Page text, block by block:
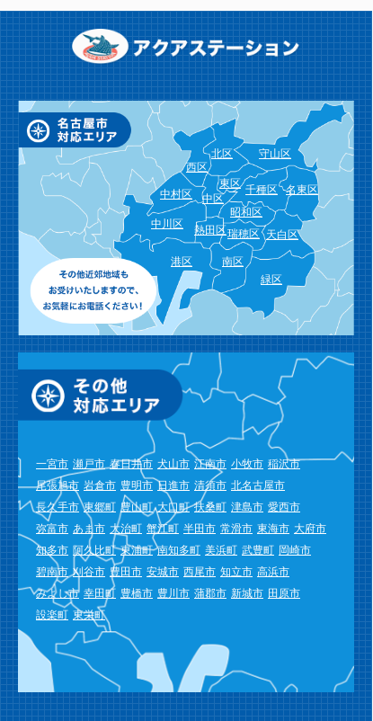
北区
西区
守山区
東区 名東区
千種区
中区
中村区
昭和区
天白区
瑞穂区
熱田区
中川区
緑区
南区
港区
一宮市 瀬戸市 春日井市 犬山市 江南市 小牧市 稲沢市
尾張旭市 岩倉市 豊明市 日進市 清須市 北名古屋市
長久手市 東郷町 豊山町 大口町 扶桑町 津島市 愛西市
弥富市 あま市 大治町 蟹江町 半田市 常滑市 東海市 大府市
知多市 阿久比町 東浦町 南知多町 美浜町 武豊町 岡崎市
碧南市 刈谷市 豊田市 安城市 西尾市 知立市 高浜市
みよし市 幸田町 豊橋市 豊川市 蒲郡市 新城市 田原市
設楽町 東栄町